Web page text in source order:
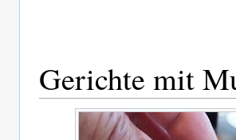
Gerichte mit